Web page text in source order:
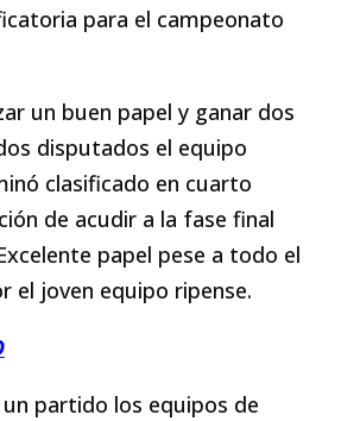
para el campeonato
un buen papel y ganar dos
disputados el equipo
clasificado en cuarto
de acudir a la fase final
papel pese a todo el
el joven equipo ripense.
partido los equipos de